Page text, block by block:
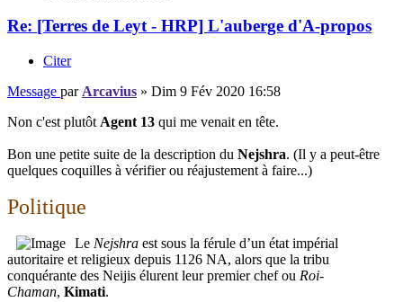
Re: [Terres de Leyt - HRP] L'auberge d'A-propos
Citer
Message par Arcavius » Dim 9 Fév 2020 16:58
Non c'est plutôt Agent 13 qui me venait en tête.
Bon une petite suite de la description du Nejshra. (Il y a peut-être
quelques coquilles à vérifier ou réajustement à faire...)
Politique
Le Nejshra est sous la férule d’un état impérial
autoritaire et religieux depuis 1126 NA, alors que la tribu
conquérante des Neijis élurent leur premier chef ou Roi-
Chaman, Kimati.